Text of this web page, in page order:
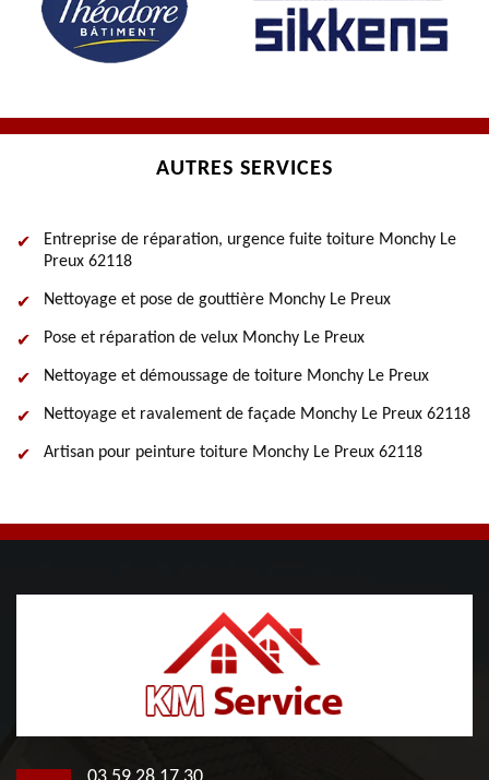
AUTRES SERVICES
Entreprise de réparation, urgence fuite toiture Monchy Le
Preux 62118
Nettoyage et pose de gouttière Monchy Le Preux
Pose et réparation de velux Monchy Le Preux
Nettoyage et démoussage de toiture Monchy Le Preux
Nettoyage et ravalement de façade Monchy Le Preux 62118
Artisan pour peinture toiture Monchy Le Preux 62118